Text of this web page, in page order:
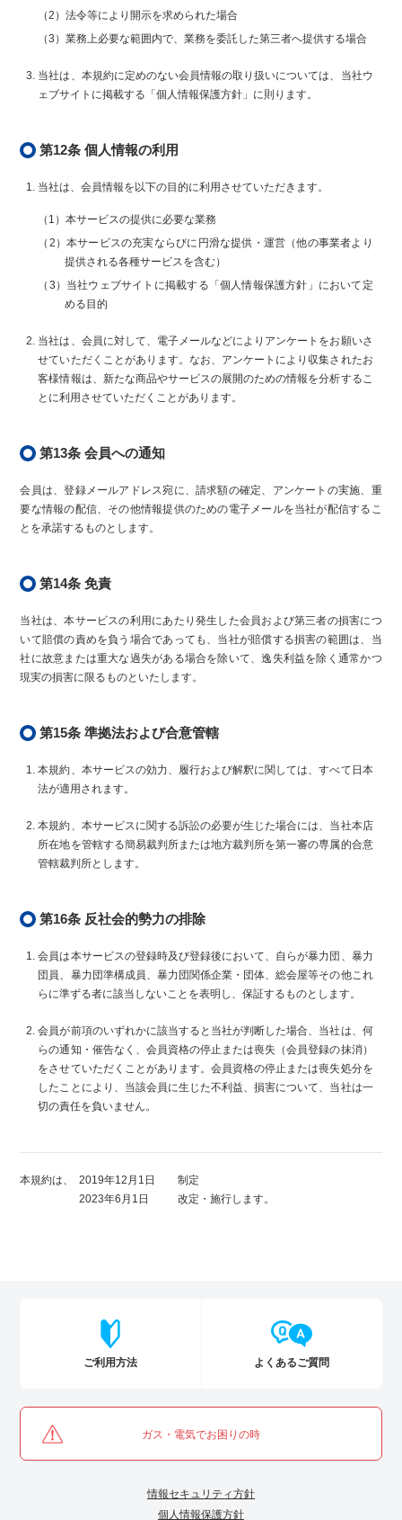
（2）法令等により開示を求められた場合
（3）業務上必要な範囲内で、業務を委託した第三者へ提供する場合
当社は、本規約に定めのない会員情報の取り扱いについては、当社ウ
ェブサイトに掲載する「個人情報保護方針」に則ります。
第12条 個人情報の利用
当社は、会員情報を以下の目的に利用させていただきます。
（1）本サービスの提供に必要な業務
（2）本サービスの充実ならびに円滑な提供・運営（他の事業者より
提供される各種サービスを含む）
（3）当社ウェブサイトに掲載する「個人情報保護方針」において定
める目的
当社は、会員に対して、電子メールなどによりアンケートをお願いさ
せていただくことがあります。なお、アンケートにより収集されたお
客様情報は、新たな商品やサービスの展開のための情報を分析するこ
とに利用させていただくことがあります。
第13条 会員への通知
会員は、登録メールアドレス宛に、請求額の確定、アンケートの実施、重
要な情報の配信、その他情報提供のための電子メールを当社が配信するこ
とを承諾するものとします。
第14条 免責
当社は、本サービスの利用にあたり発生した会員および第三者の損害につ
いて賠償の責めを負う場合であっても、当社が賠償する損害の範囲は、当
社に故意または重大な過失がある場合を除いて、逸失利益を除く通常かつ
現実の損害に限るものといたします。
第15条 準拠法および合意管轄
本規約、本サービスの効力、履行および解釈に関しては、すべて日本
法が適用されます。
本規約、本サービスに関する訴訟の必要が生じた場合には、当社本店
所在地を管轄する簡易裁判所または地方裁判所を第一審の専属的合意
管轄裁判所とします。
第16条 反社会的勢力の排除
会員は本サービスの登録時及び登録後において、自らが暴力団、暴力
団員、暴力団準構成員、暴力団関係企業・団体、総会屋等その他これ
らに準ずる者に該当しないことを表明し、保証するものとします。
会員が前項のいずれかに該当すると当社が判断した場合、当社は、何
らの通知・催告なく、会員資格の停止または喪失（会員登録の抹消）
をさせていただくことがあります。会員資格の停止または喪失処分を
したことにより、当該会員に生じた不利益、損害について、当社は一
切の責任を負いません。
本規約は、 2019年12月1日
制定
2023年6月1日
改定・施行します。
ご利用方法 よくあるご質問
ガス・電気でお困りの時
情報セキュリティ方針
個人情報保護方針